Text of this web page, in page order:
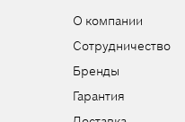
О компании
Сотрудничество
Бренды
Гарантия